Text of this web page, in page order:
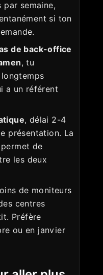
semaine,
si ton
de back-office
, tu
a un référent
, délai 2-4
présentation. La
permet de
les deux
de moniteurs
centres
Préfère
ou en janvier